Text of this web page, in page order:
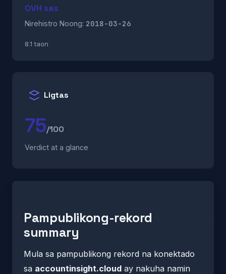
OVH sas
Nirehistro Noong: 2018-03-26
8.1 taon
Ligtas
75/100
Verdict at a glance
Pampublikong-rekord
summary
Mula sa pampublikong rekord na konektado
sa accountinsight.cloud ay nakuha namin